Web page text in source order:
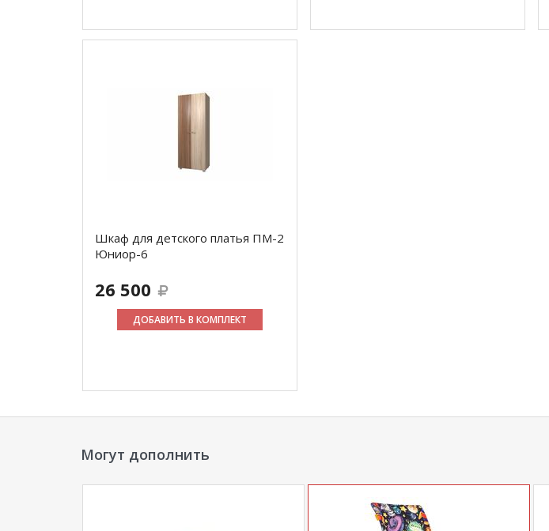
Шкаф для детского платья ПМ-2
Юниор-6
26 500
ДОБАВИТЬ В КОМПЛЕКТ
Могут дополнить